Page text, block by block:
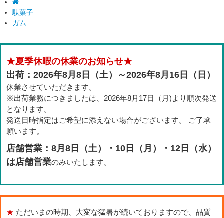
駄菓子
ガム
★夏季休暇の休業のお知らせ★
出荷：2026年8月8日（土）～2026年8月16日（日）
休業させていただきます。
※出荷業務につきましたは、2026年8月17日（月)より順次発送
となります。
発送日時指定はご希望に添えない場合がございます。 ご了承
願います。
店舗営業：8月8日（土）・10日（月）・12日（水）
は店舗営業のみいたします。
★ ただいまの時期、大変な猛暑が続いておりますので、品質